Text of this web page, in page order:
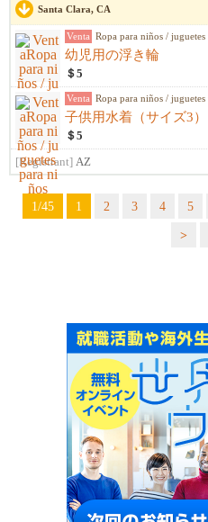
Santa Clara, CA
Venta Ropa para niños /
幼児用の浮き輪
＄5
Venta Ropa para niños /
子供用水着（サイズ3）
＄5
[Registrant] AZ
1/45 1 2 3 4 5
>